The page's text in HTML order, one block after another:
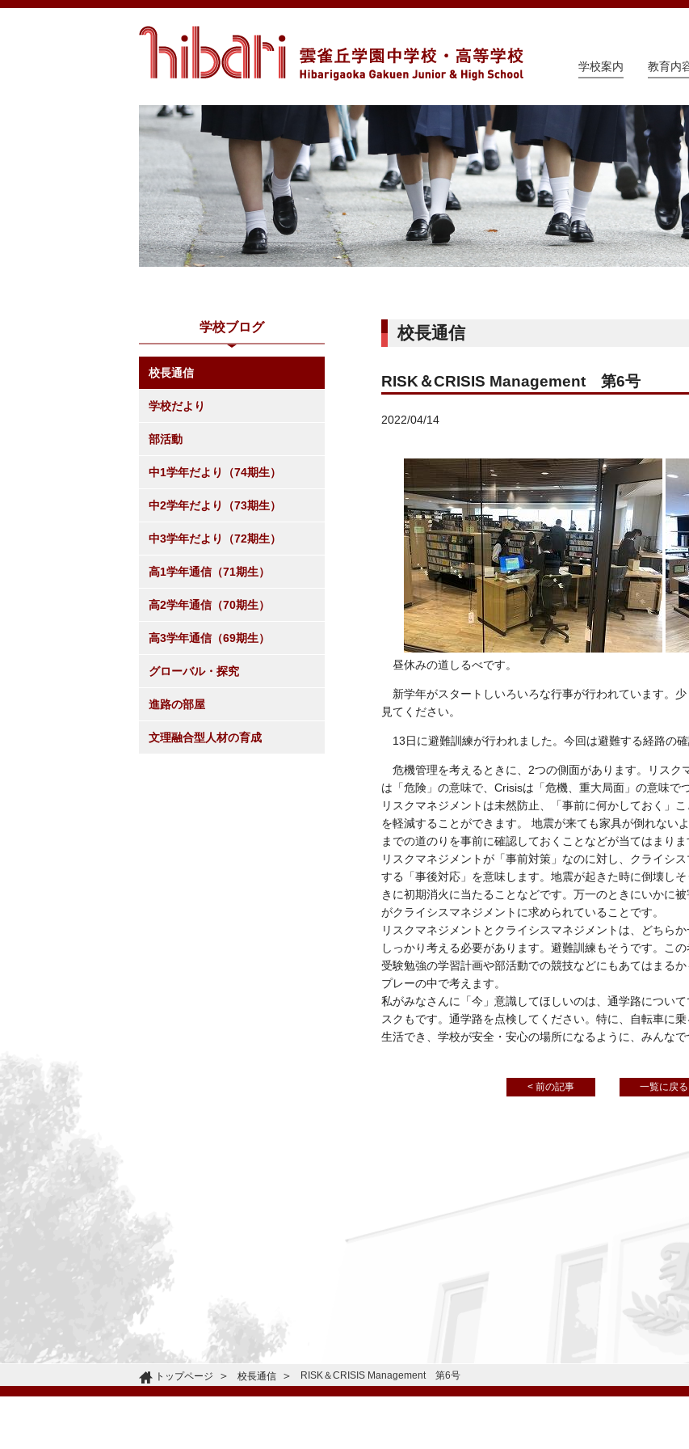
学校案内 教育内
校長通信
RISK＆CRISIS Management 第6号
2022/04/14
昼休みの道しるべです。
新学年がスタートしいろいろな行事が行われています。
見てください。
13日に避難訓練が行われました。今回は避難する経路の
危機管理を考えるときに、 2つの側面があります。リスク
は「危険」の意味で、 Crisisは「危機、重大局面」の意味で
リスクマネジメントは未然防止、「事前に何かしておく」
を軽減することができます。
地震が来ても家具が倒れない
までの道のりを事前に確認しておくことなどが当てはまりま
リスクマネジメントが「事前対策」なのに対し、クライシ
する「事後対応」を意味します。 地震が起きた時に倒壊し
きに初期消火に当たることなどです。万一のときにいかに
がクライシスマネジメントに求められていることです。
リスクマネジメントとクライシスマネジメントは、どちら
しっかり考える必要があります。避難訓練もそうです。こ
受験勉強の学習計画や部活動での競技などにもあてはまる
プレーの中で考えます。
私がみなさんに「今」意識してほしいのは、通学路につい
スクもです。通学路を点検してください。特に、自転車に
生活でき、学校が安全・安心の場所になるように、みんなで
< 前の記事 一覧に戻る
学校ブログ
校長通信
学校だより
部活動
中1学年だより（74期生）
中2学年だより（73期生）
中3学年だより（72期生）
高1学年通信（71期生）
高2学年通信（70期生）
高3学年通信（69期生）
グローバル・探究
進路の部屋
文理融合型人材の育成
トップページ 校長通信 RISK＆CRISIS Management 第6号